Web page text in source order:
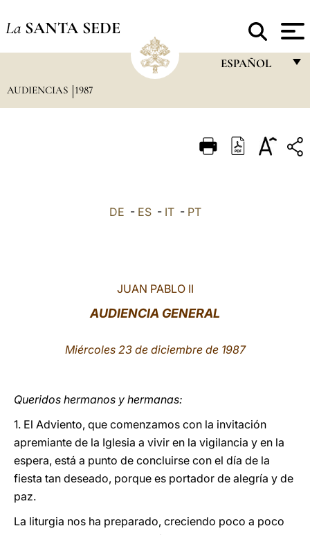
La SANTA SEDE
ESPAÑOL
ITALIANO
AUDIENCIAS 1987
DE - ES- IT- PT
JUAN PABLO II
AUDIENCIA GENERAL
Miércoles 23 de diciembre de 1987
Queridos hermanos y hermanas:
1. El Adviento, que comenzamos con la invitación
apremiante de la Iglesia a vivir en la vigilancia y en la
espera, está a punto de concluirse con el día de la
fiesta tan deseado, porque es portador de alegría y de
paz.
La liturgia nos ha preparado, creciendo poco a poco